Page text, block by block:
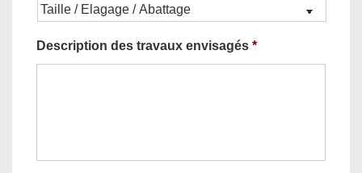
Description des travaux envisagés *